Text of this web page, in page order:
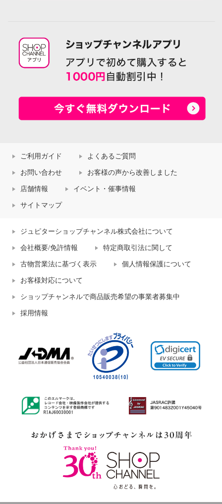
ご利用ガイド よくあるご質問
お問い合わせ お客様の声から改善しました
店舗情報 イベント・催事情報
サイトマップ
ジュピターショップチャンネル株式会社について
会社概要/免許情報 特定商取引法に関して
古物営業法に基づく表示 個人情報保護について
お客様対応について
ショップチャンネルで商品販売希望の事業者募集中
採用情報